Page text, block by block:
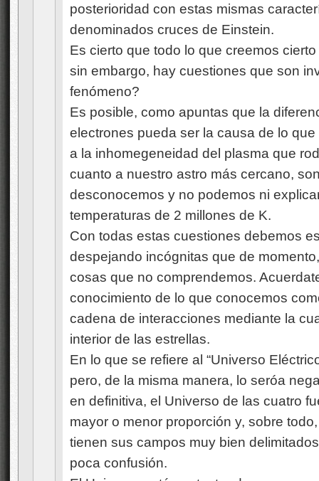
posterioridad con estas mismas
denominados cruces de Einstein.
Es cierto que todo lo que creemos
sin embargo, hay cuestiones que son
fenómeno?
Es posible, como apuntas que la
electrones pueda ser la causa de lo
a la inhomegeneidad del plasma que
cuanto a nuestro astro más cercano,
desconocemos y no podemos ni
temperaturas de 2 millones de K.
Con todas estas cuestiones debemos
despejando incógnitas que de
cosas que no comprendemos.
conocimiento de lo que conocemos
cadena de interacciones mediante la
interior de las estrellas.
En lo que se refiere al “Universo
pero, de la misma manera, lo seróa
en definitiva, el Universo de las cuatro
mayor o menor proporción y, sobre
tienen sus campos muy bien
poca confusión.